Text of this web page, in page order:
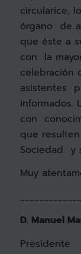
circularice,
órgano de
que éste a
con la
celebración
asistentes
informados.
con
que
Sociedad y
Muy
D. Manuel
Presidente